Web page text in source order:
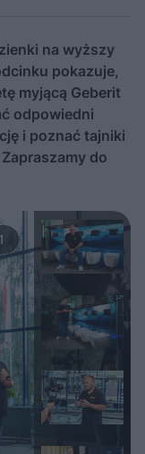
na wyższy
pokazuje,
myjącą Geberit
odpowiedni
i poznać tajniki
do